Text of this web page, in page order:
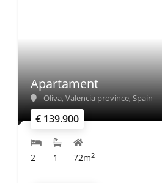
€ 139.900
Apartament
Oliva, Valencia province, Spain
2 1 72m2